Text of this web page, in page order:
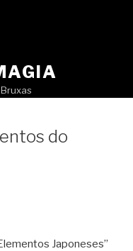
do
Japoneses”